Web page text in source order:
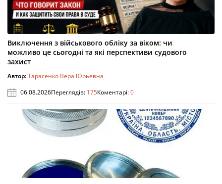
Виключення з військового обліку за віком: чи
можливо це сьогодні та які перспективи судового
захист
Автор:Тарасенко Вера Юрьевна
06.08.2026Переглядів: 175Коментарі:0